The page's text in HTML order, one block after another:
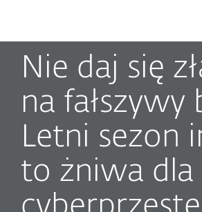
Nie daj się
na fałszywy
Letni sezon
to żniwa dla